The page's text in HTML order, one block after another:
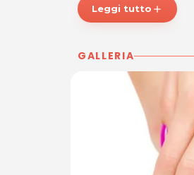
Per ulteriori
Leggi tutto add
GALLERIA